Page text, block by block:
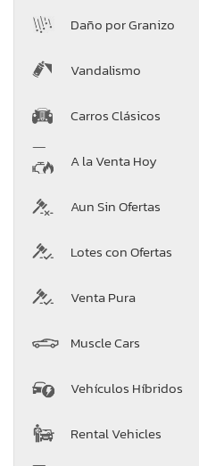
Daño por Granizo
Vandalismo
Carros Clásicos
A la Venta Hoy
Aun Sin Ofertas
Lotes con Ofertas
Venta Pura
Muscle Cars
Vehículos Híbridos
Rental Vehicles